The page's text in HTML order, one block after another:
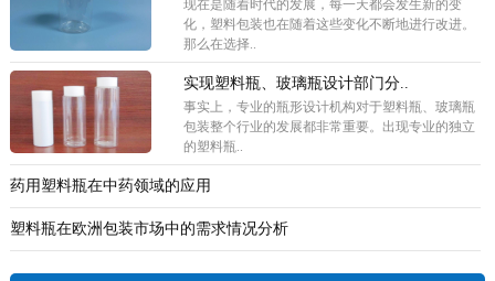
现在是随着时代的发展，每一天都会发生新的变
化，塑料包装也在随着这些变化不断地进行改进。
那么在选择..
实现塑料瓶、玻璃瓶设计部门分..
事实上，专业的瓶形设计机构对于塑料瓶、玻璃瓶
包装整个行业的发展都非常重要。出现专业的独立
的塑料瓶..
药用塑料瓶在中药领域的应用
塑料瓶在欧洲包装市场中的需求情况分析